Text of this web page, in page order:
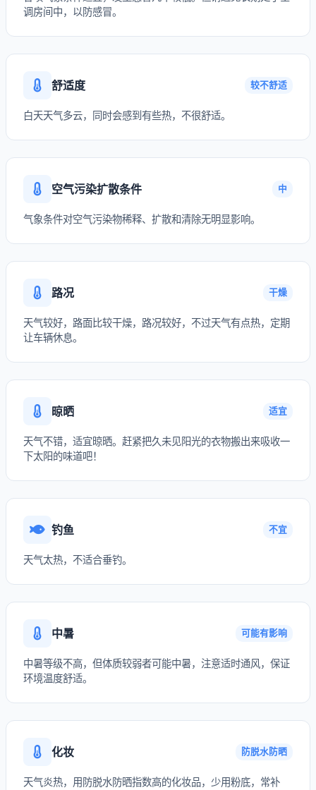
调房间中，以防感冒。
舒适度 较不舒适
白天天气多云，同时会感到有些热，不很舒适。
空气污染扩散条件 中
气象条件对空气污染物稀释、扩散和清除无明显影响。
路况 干燥
天气较好，路面比较干燥，路况较好，不过天气有点热，定期
让车辆休息。
晾晒 适宜
天气不错，适宜晾晒。赶紧把久未见阳光的衣物搬出来吸收一
下太阳的味道吧！
钓鱼 不宜
天气太热，不适合垂钓。
中暑 可能有影响
中暑等级不高，但体质较弱者可能中暑，注意适时通风，保证
环境温度舒适。
化妆 防脱水防晒
天气炎热，用防脱水防晒指数高的化妆品，少用粉底，常补